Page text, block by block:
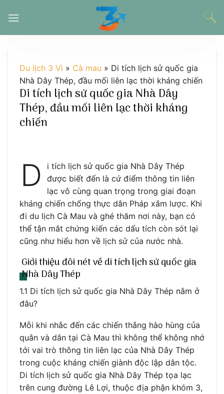
đến
Du lịch 3 Vì » Cà mau » Di tích lịch sử quốc gia
Nhà Dây Thép, đầu mối liên lạc thời kháng chiến
Di tích lịch sử quốc gia Nhà Dây
Thép, đầu mối liên lạc thời kháng
chiến
D
i tích lịch sử quốc gia Nhà Dây Thép
được biết đến là cứ điểm thông tin liên
lạc vô cùng quan trọng trong giai đoạn
kháng chiến chống thực dân Pháp xâm lược. Khi
đi du lịch Cà Mau và ghé thăm nơi này, bạn có
thể tận mắt chứng kiến các dấu tích còn sót lại
cũng như hiểu hơn về lịch sử của nước nhà.
Giới thiệu đôi nét về di tích lịch sử quốc gia
Nhà Dây Thép
1.1 Di tích lịch sử quốc gia Nhà Dây Thép nằm ở
đâu?
Mỗi khi nhắc đến các chiến thắng hào hùng của
quân và dân tại Cà Mau thì không thể không nhớ
tới vai trò thông tin liên lạc của Nhà Dây Thép
trong cuộc kháng chiến giành độc lập dân tộc.
Di tích lịch sử quốc gia Nhà Dây Thép tọa lạc
trên cung đường Lê Lợi, thuộc địa phận khóm 3,